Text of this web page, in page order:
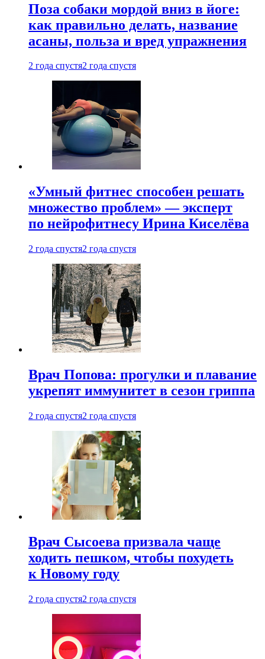
Поза собаки мордой вниз в йоге:
как правильно делать, название
асаны, польза и вред упражнения
2 года спустя2 года спустя
«Умный фитнес способен решать
множество проблем» — эксперт
по нейрофитнесу Ирина Киселёва
2 года спустя2 года спустя
Врач Попова: прогулки и плавание
укрепят иммунитет в сезон гриппа
2 года спустя2 года спустя
Врач Сысоева призвала чаще
ходить пешком, чтобы похудеть
к Новому году
2 года спустя2 года спустя